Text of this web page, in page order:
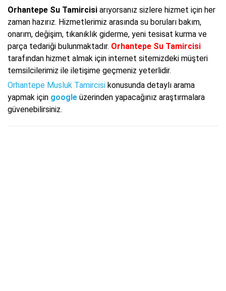
Orhantepe Su Tamircisi arıyorsanız sizlere hizmet için her
zaman hazırız. Hizmetlerimiz arasında su boruları bakım,
onarım, değişim, tıkanıklık giderme, yeni tesisat kurma ve
parça tedariği bulunmaktadır. Orhantepe Su Tamircisi
tarafından hizmet almak için internet sitemizdeki müşteri
temsilcilerimiz ile iletişime geçmeniz yeterlidir.
Orhantepe Musluk Tamircisi konusunda detaylı arama
yapmak için google üzerinden yapacağınız araştırmalara
güvenebilirsiniz.